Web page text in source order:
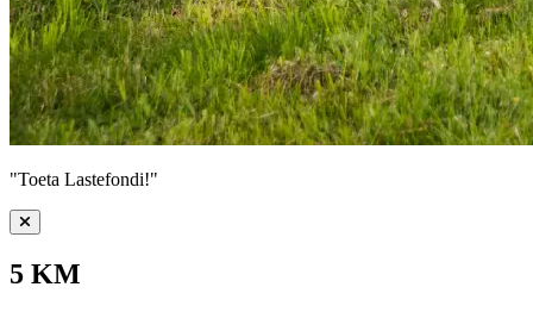
"Toeta Lastefondi!"
5 KM